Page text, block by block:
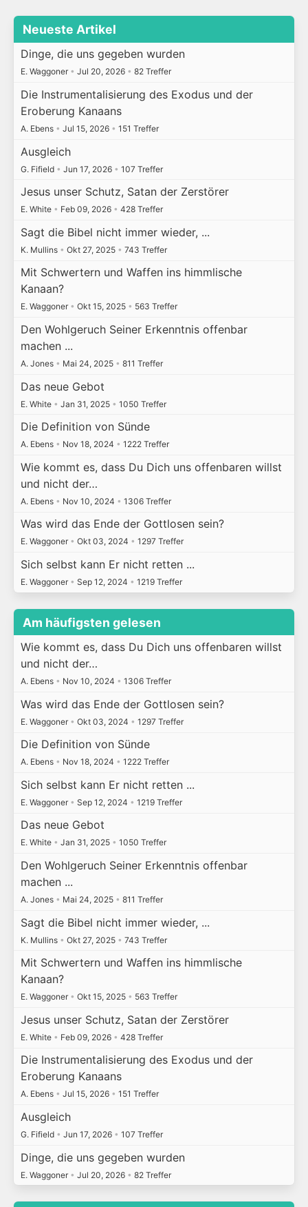
Neueste Artikel
Dinge, die uns gegeben wurden
E. Waggoner • Jul 20, 2026 • 82 Treffer
Die Instrumentalisierung des Exodus und der
Eroberung Kanaans
A. Ebens • Jul 15, 2026 • 151 Treffer
Ausgleich
G. Fifield • Jun 17, 2026 • 107 Treffer
Jesus unser Schutz, Satan der Zerstörer
E. White • Feb 09, 2026 • 428 Treffer
Sagt die Bibel nicht immer wieder, ...
K. Mullins • Okt 27, 2025 • 743 Treffer
Mit Schwertern und Waffen ins himmlische
Kanaan?
E. Waggoner • Okt 15, 2025 • 563 Treffer
Den Wohlgeruch Seiner Erkenntnis offenbar
machen ...
A. Jones • Mai 24, 2025 • 811 Treffer
Das neue Gebot
E. White • Jan 31, 2025 • 1050 Treffer
Die Definition von Sünde
A. Ebens • Nov 18, 2024 • 1222 Treffer
Wie kommt es, dass Du Dich uns offenbaren willst
und nicht der…
A. Ebens • Nov 10, 2024 • 1306 Treffer
Was wird das Ende der Gottlosen sein?
E. Waggoner • Okt 03, 2024 • 1297 Treffer
Sich selbst kann Er nicht retten ...
E. Waggoner • Sep 12, 2024 • 1219 Treffer
Am häufigsten gelesen
Wie kommt es, dass Du Dich uns offenbaren willst
und nicht der…
A. Ebens • Nov 10, 2024 • 1306 Treffer
Was wird das Ende der Gottlosen sein?
E. Waggoner • Okt 03, 2024 • 1297 Treffer
Die Definition von Sünde
A. Ebens • Nov 18, 2024 • 1222 Treffer
Sich selbst kann Er nicht retten ...
E. Waggoner • Sep 12, 2024 • 1219 Treffer
Das neue Gebot
E. White • Jan 31, 2025 • 1050 Treffer
Den Wohlgeruch Seiner Erkenntnis offenbar
machen ...
A. Jones • Mai 24, 2025 • 811 Treffer
Sagt die Bibel nicht immer wieder, ...
K. Mullins • Okt 27, 2025 • 743 Treffer
Mit Schwertern und Waffen ins himmlische
Kanaan?
E. Waggoner • Okt 15, 2025 • 563 Treffer
Jesus unser Schutz, Satan der Zerstörer
E. White • Feb 09, 2026 • 428 Treffer
Die Instrumentalisierung des Exodus und der
Eroberung Kanaans
A. Ebens • Jul 15, 2026 • 151 Treffer
Ausgleich
G. Fifield • Jun 17, 2026 • 107 Treffer
Dinge, die uns gegeben wurden
E. Waggoner • Jul 20, 2026 • 82 Treffer